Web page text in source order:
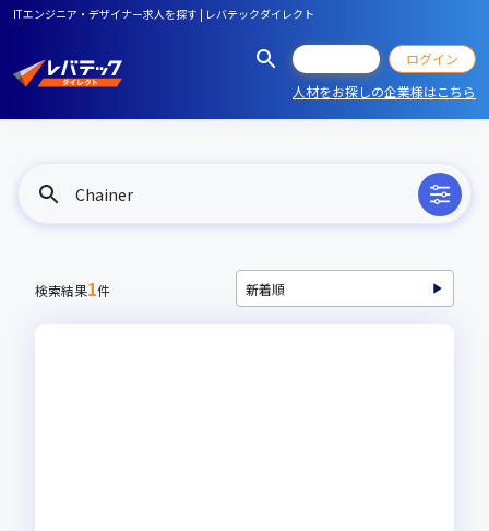
ITエンジニア・デザイナー求人を探す | レバテックダイレクト
ログイン
人材をお探しの企業様はこちら
Chainer
検索結果1件